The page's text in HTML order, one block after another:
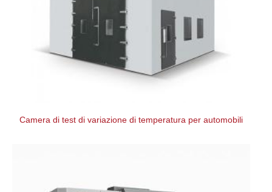
Camera di test di variazione di temperatura per automobili